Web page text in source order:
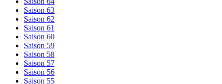
Saison 63
Saison 62
Saison 61
Saison 60
Saison 59
Saison 58
Saison 57
Saison 56
Saison 55